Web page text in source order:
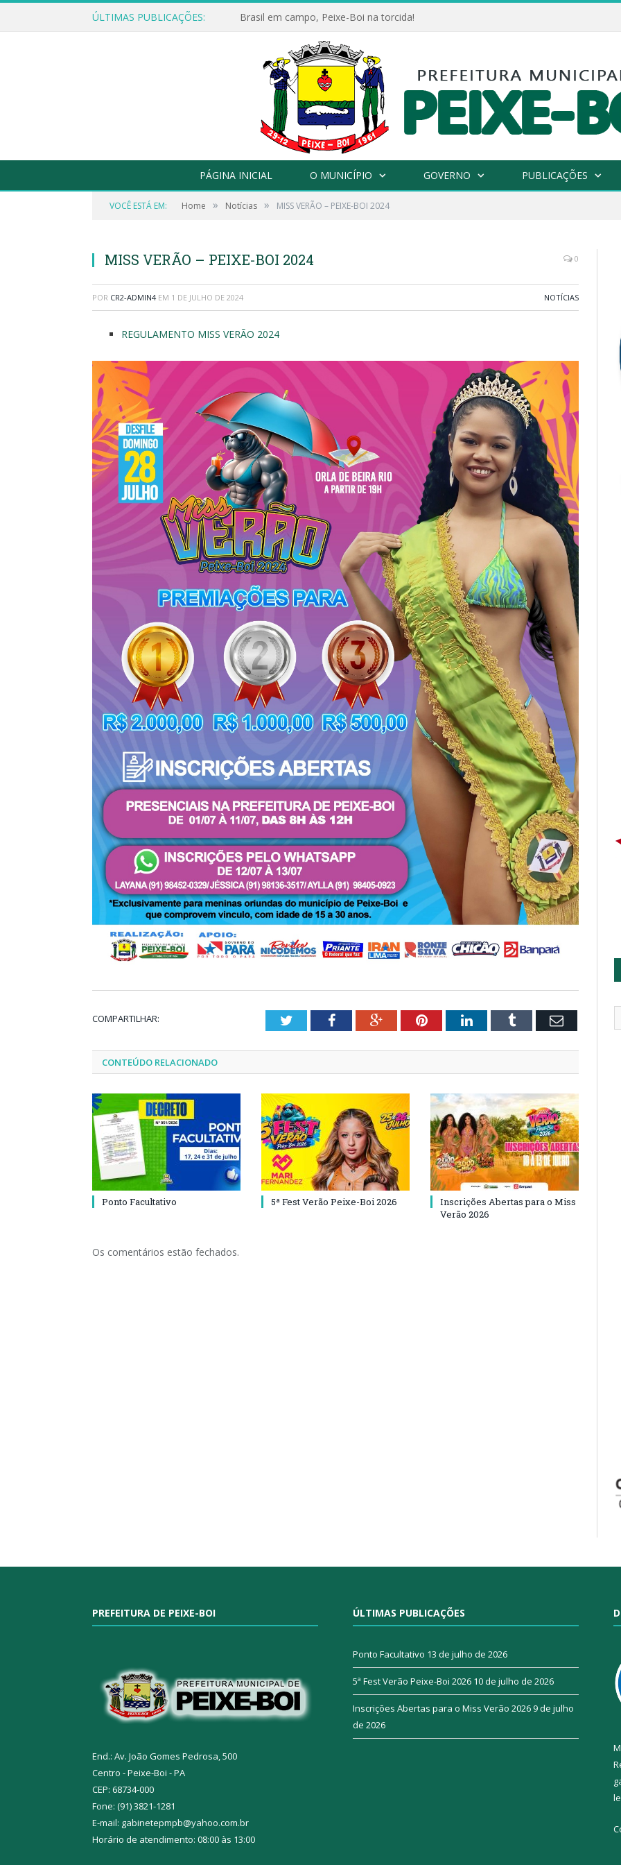
ÚLTIMAS PUBLICAÇÕES: Brasil em campo, Peixe-Boi na torcida!
PÁGINA INICIAL O MUNICÍPIO GOVERNO PUBLICAÇÕES
VOCÊ ESTÁ EM: Home » Notícias » MISS VERÃO – PEIXE-BOI 2024
MISS VERÃO – PEIXE-BOI 2024 0
POR CR2-ADMIN4 EM 1 DE JULHO DE 2024 NOTÍCIAS
REGULAMENTO MISS VERÃO 2024
COMPARTILHAR: TwitterFacebookGoogle+PinterestLinkedInTumblr Email
CONTEÚDO RELACIONADO
Ponto Facultativo 5ª Fest Verão Peixe-Boi 2026
Inscrições Abertas para o Miss
Verão 2026
Os comentários estão fechados.
PREFEITURA DE PEIXE-BOI
End.: Av. João Gomes Pedrosa, 500
Centro - Peixe-Boi - PA
CEP: 68734-000
Fone: (91) 3821-1281
E-mail: gabinetepmpb@yahoo.com.br
Horário de atendimento: 08:00 às 13:00
ÚLTIMAS PUBLICAÇÕES
Ponto Facultativo 13 de julho de 2026
5ª Fest Verão Peixe-Boi 2026 10 de julho de 2026
Inscrições Abertas para o Miss Verão 20269 de julho
de 2026